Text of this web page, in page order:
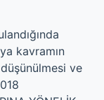
kavramın
ve